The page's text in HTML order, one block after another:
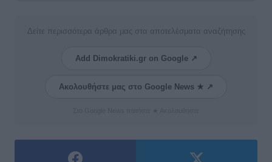
Δείτε περισσότερα άρθρα μας στα αποτελέσματα αναζήτησης
Add Dimokratiki.gr on Google ↗
Ακολουθήστε μας στο Google News ★ ↗